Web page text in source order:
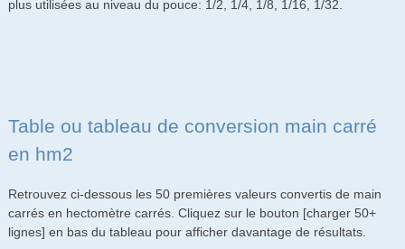
plus utilisées au niveau du pouce: 1/2, 1/4, 1/8, 1/16, 1/32.
Table ou tableau de conversion main carré
en hm2
Retrouvez ci-dessous les 50 premières valeurs convertis de main
carrés en hectomètre carrés. Cliquez sur le bouton [charger 50+
lignes] en bas du tableau pour afficher davantage de résultats.